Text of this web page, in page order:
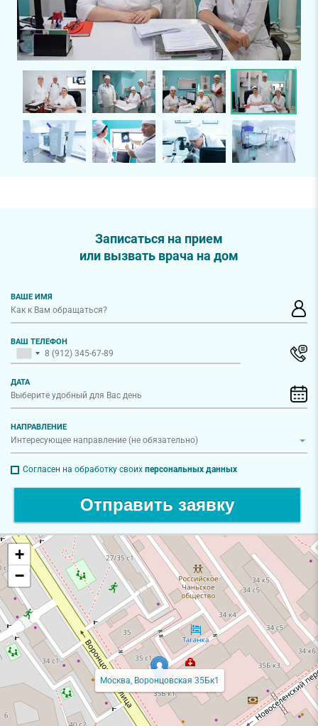
Записаться на прием
или вызвать врача на дом
ВАШЕ ИМЯ
ВАШ ТЕЛЕФОН
ДАТА
НАПРАВЛЕНИЕ
Согласен на обработку своих персональных данных
Отправить заявку
Москва, Воронцовская 35Бк1
+
−